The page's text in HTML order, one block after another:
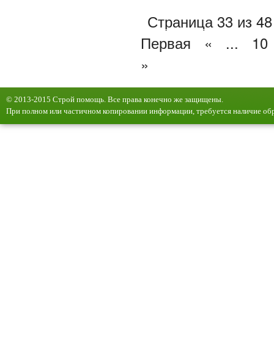
Страница 33 из 48
Первая
« ...
10
»
© 2013-2015 Строй помощь. Все права конечно же защищены.
При полном или частичном копировании информации, требуется наличие